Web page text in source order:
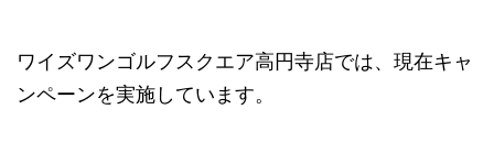
ワイズワンゴルフスクエア高円寺店では、現在キャ
ンペーンを実施しています。